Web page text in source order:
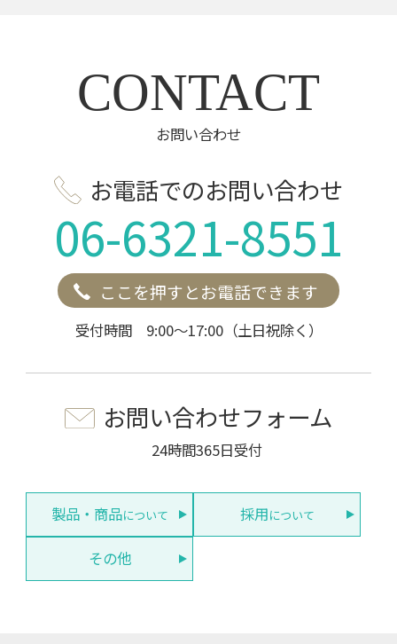
CONTACT
お問い合わせ
お電話でのお問い合わせ
06-6321-8551
ここを押すとお電話できます
受付時間 9:00～17:00（土日祝除く）
お問い合わせフォーム
24時間365日受付
製品・商品について 採用について
その他